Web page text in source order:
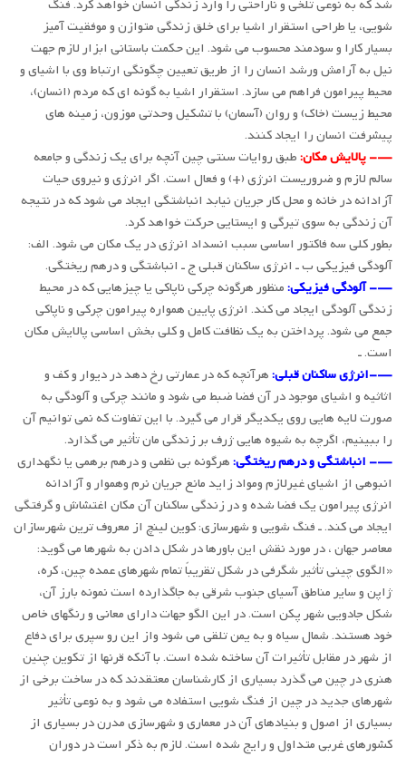
شد که به نوعی تلخی و ناراحتی را وارد زندگی انسان خواهد کرد. فنگ
شویی، یا طراحی استقرار اشیا برای خلق زندگی متوازن و موفقیت آمیز
بسیار کارا و سودمند محسوب می شود. این حکمت باستانی ابزار لازم جهت
نیل به آرامش ورشد انسان را از طریق تعیین چگونگی ارتباط وی با اشیای و
محیط پیرامون فراهم می سازد. استقرار اشیا به گونه ای که مردم (انسان)،
محیط زیست (خاک) و روان (آسمان) با تشکیل وحدتی موزون، زمینه های
پیشرفت انسان را ایجاد کنند.
—- پالایش مکان:طبق روایات سنتی چین آنچه برای یک زندگی و جامعه
سالم لازم و ضروریست انرژی (+) و فعال است. اگر انرژی و نیروی حیات
آزادانه در خانه و محل کار جریان نیابد انباشتگی ایجاد می شود که در نتیجه
آن زندگی به سوی تیرگی و ایستایی حرکت خواهد کرد.
بطور کلی سه فاکتور اساسی سبب انسداد انرژی در یک مکان می شود. الف:
آلودگی فیزیکی ب ـ انرژی ساکنان قبلی ج ـ انباشتگی و درهم ریختگی.
—- آلودگی فیزیکی:منظور هرگونه چرکی ناپاکی یا چیزهایی که در محیط
زندگی آلودگی ایجاد می کند. انرژی پایین همواره پیرامون چرکی و ناپاکی
جمع می شود. پرداختن به یک نظافت کامل و کلی بخش اساسی پالایش مکان
است. ـ
—-انرژی ساکنان قبلی:هرآنچه که در عمارتی رخ دهد در دیوار و کف و
اثاثیه و اشیای موجود در آن فضا ضبط می شود و مانند چرکی و آلودگی به
صورت لایه هایی روی یکدیگر قرار می گیرد. با این تفاوت که نمی توانیم آن
را ببینیم، اگرچه به شیوه هایی ژرف بر زندگی مان تأثیر می گذارد.
—- انباشتگی و درهم ریختگی:هرگونه بی نظمی و درهم برهمی یا نگهداری
انبوهی از اشیای غیرلازم ومواد زاید مانع جریان نرم وهموار و آزادانه
انرژی پیرامون یک فضا شده و در زندگی ساکنان آن مکان اغتشاش و گرفتگی
ایجاد می کند. ـ فنگ شویی و شهرسازی: کوین لینچ از معروف ترین شهرسازان
معاصر جهان ، در مورد نقش این باورها در شکل دادن به شهرها می گوید:
«الگوی چینی تأثیر شگرفی در شکل تقریباً تمام شهرهای عمده چین، کره،
ژاپن و سایر مناطق آسیای جنوب شرقی به جاگذارده است نمونه بارز آن،
شکل جادویی شهر پکن است. در این الگو جهات دارای معانی و رنگهای خاص
خود هستند. شمال سیاه و به یمن تلقی می شود واز این رو سپری برای دفاع
از شهر در مقابل تأثیرات آن ساخته شده است. با آنکه قرنها از تکوین چنین
هنری در چین می گذرد بسیاری از کارشناسان معتقدند که در ساخت برخی از
شهرهای جدید در چین از فنگ شویی استفاده می شود و به نوعی تأثیر
بسیاری از اصول و بنیادهای آن در معماری و شهرسازی مدرن در بسیاری از
کشورهای غربی متداول و رایج شده است. لازم به ذکر است در دوران